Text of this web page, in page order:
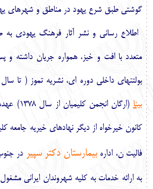
گوشتي طبق شرع يهود در مناطق و شهرهاي
اطلاع ‏رساني و نشر آثار فرهنگ يهودي
متعدد با افت و خيز، همواره جريان داشته و
بولتن‏هاي داخلي دوره‏ اي، نشريه تموز ( تا سال 1368) و
بينا (ارگان انجمن كليميان از سال 1378)
كانون خيرخواه از ديگر نهادهاي خيريه جامعه
فاليت ن، ادارهبيمارستان دكتر سپير در
به ارائه خدمات به كليه شهروندان ايراني